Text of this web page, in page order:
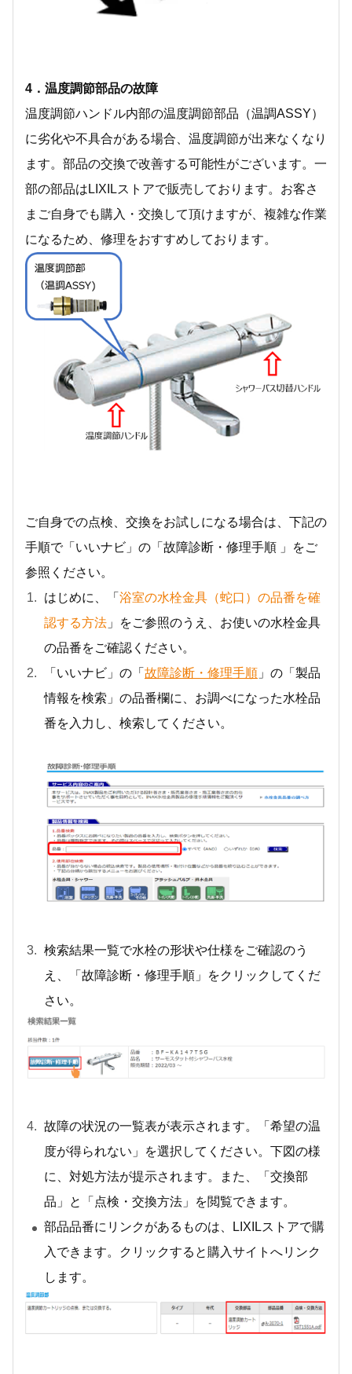
4．温度調節部品の故障
温度調節ハンドル内部の温度調節部品（温調ASSY）
に劣化や不具合がある場合、温度調節が出来なくなり
ます。部品の交換で改善する可能性がございます。一
部の部品はLIXILストアで販売しております。お客さ
まご自身でも購入・交換して頂けますが、複雑な作業
になるため、修理をおすすめしております。
ご自身での点検、交換をお試しになる場合は、下記の
手順で「いいナビ」の「故障診断・修理手順 」をご
参照ください。
はじめに、「 浴室の水栓金具（蛇口）の品番を確
認する方法 」をご参照のうえ、お使いの水栓金具
の品番をご確認ください。
「いいナビ」の「 故障診断・修理手順 」の「製品
情報を検索」の品番欄に、お調べになった水栓品
番を入力し、検索してください。
検索結果一覧で水栓の形状や仕様をご確認のう
え、「故障診断・修理手順」をクリックしてくだ
さい。
故障の状況の一覧表が表示されます。「希望の温
度が得られない」を選択してください。下図の様
に、対処方法が提示されます。また、「交換部
品」と「点検・交換方法」を閲覧できます。
部品品番にリンクがあるものは、LIXILストアで購
入できます。クリックすると購入サイトへリンク
します。